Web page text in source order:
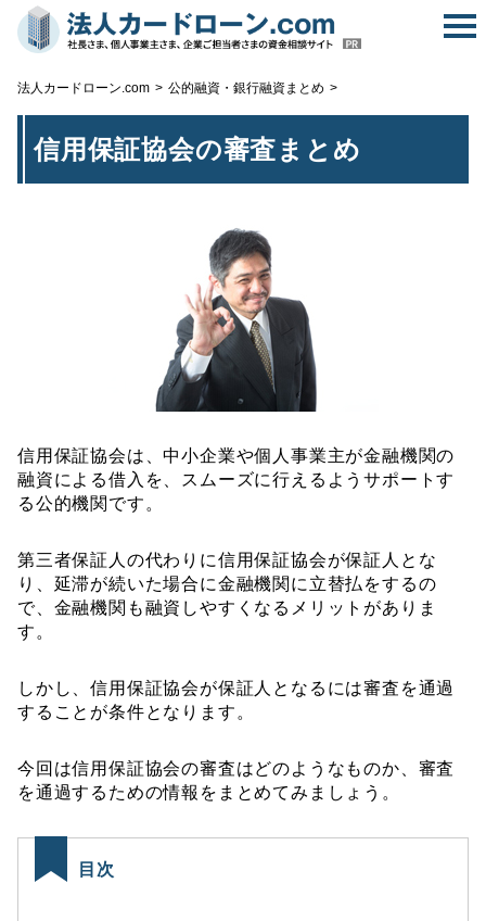
無
法人カードローン.com 公的融資・銀行融資まとめ
信用保証協会の審査まとめ
信用保証協会は、中小企業や個人事業主が金融機関の
融資による借入を、スムーズに行えるようサポートす
る公的機関です。
第三者保証人の代わりに信用保証協会が保証人とな
り、延滞が続いた場合に金融機関に立替払をするの
で、金融機関も融資しやすくなるメリットがありま
す。
しかし、信用保証協会が保証人となるには審査を通過
することが条件となります。
今回は信用保証協会の審査はどのようなものか、審査
を通過するための情報をまとめてみましょう。
目次